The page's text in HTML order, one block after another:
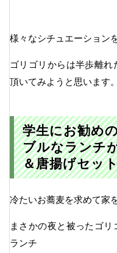
様々なシチュエーション
ゴリゴリからは半歩離
頂いてみようと思います。
学生にお勧め
ブルなランチ
＆唐揚げセッ
冷たいお蕎麦を求めて家
まさかの夜と被ったゴ
ランチ